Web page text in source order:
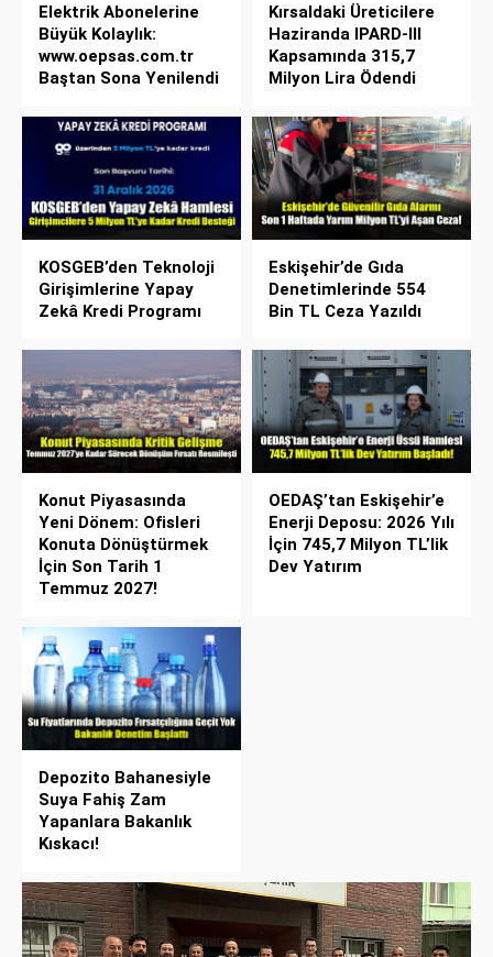
Elektrik Abonelerine
Büyük Kolaylık:
www.oepsas.com.tr
Baştan Sona Yenilendi
Kırsaldaki Üreticilere
Haziranda IPARD-III
Kapsamında 315,7
Milyon Lira Ödendi
KOSGEB’den Teknoloji
Girişimlerine Yapay
Zekâ Kredi Programı
Eskişehir’de Gıda
Denetimlerinde 554
Bin TL Ceza Yazıldı
Konut Piyasasında
Yeni Dönem: Ofisleri
Konuta Dönüştürmek
İçin Son Tarih 1
Temmuz 2027!
OEDAŞ’tan Eskişehir’e
Enerji Deposu: 2026 Yılı
İçin 745,7 Milyon TL’lik
Dev Yatırım
Depozito Bahanesiyle
Suya Fahiş Zam
Yapanlara Bakanlık
Kıskacı!